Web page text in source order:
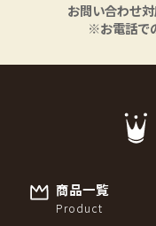
お問い合わせ
※お電話で
商品一覧
Product